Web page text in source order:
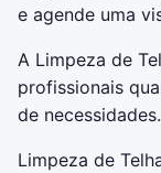
e agende uma
A Limpeza de
profissionais
de necessidades.
Limpeza de